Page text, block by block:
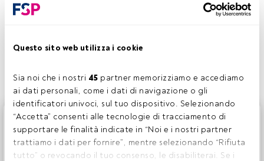
Questo sito web utilizza i cookie
Sia noi che i nostri 45 partner memorizziamo e accediamo
ai dati personali, come i dati di navigazione o gli
identificatori univoci, sul tuo dispositivo. Selezionando
“Accetta” consenti alle tecnologie di tracciamento di
supportare le finalità indicate in “Noi e i nostri partner
trattiamo i dati per fornire”, mentre selezionando “Rifiuta
tutto” o revocando il tuo consenso, le disabiliterai. Se i
Condividi:
Questo è un articolo riservato agli utenti FundsPeople. Se
sei già registrato, accedi tramite il pulsante Login. Se non
hai ancora un account, ti invitiamo a registrarti per scoprire
tutti i contenuti che FundsPeople ha da offrire.